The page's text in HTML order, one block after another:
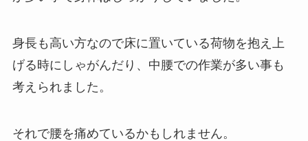
身長も高い方なので床に置いている荷物を抱え上
げる時にしゃがんだり、中腰での作業が多い事も
考えられました。
それで腰を痛めているかもしれません。